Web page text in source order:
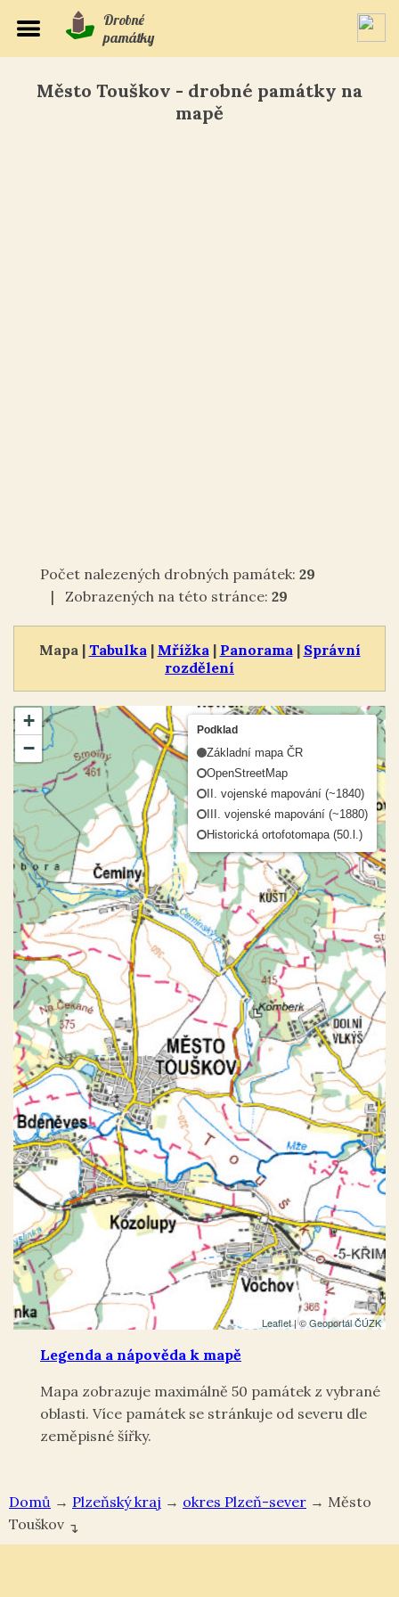
Drobné
památky
Město Touškov - drobné památky na
mapě
Domů → Plzeňský kraj → okres Plzeň-sever → Město
Touškov ↴
Počet nalezených drobných památek: 29
| Zobrazených na této stránce: 29
Mapa | Tabulka | Mřížka | Panorama | Správní
rozdělení
+
−
Leaflet| ©Geoportál ČÚZK
Podklad
Základní mapa ČR
OpenStreetMap
II. vojenské mapování (~1840)
III. vojenské mapování (~1880)
Historická ortofotomapa (50.l.)
Legenda a nápověda k mapě
Mapa zobrazuje maximálně 50 památek z vybrané
oblasti. Více památek se stránkuje od severu dle
zeměpisné šířky.